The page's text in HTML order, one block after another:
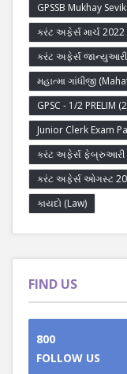
GPSSB Mukhay
કરંટ અફેર્સ માર્ચ
કરંટ અફેર્સ જાન્યુઆરી
મહાત્મા ગાંધીજી
GPSC - 1/2 PRELIM
Junior Clerk Exam
કરંટ અફેર્સ ફેબ્રુઆરી
કરંટ અફેર્સ ઓગસ્ટ
કાયદો (Law)
FIND US
800
FOLLOW US